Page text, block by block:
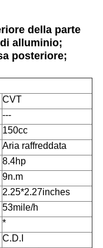
della parte
alluminio;
posteriore;
CVT
---
150cc
Aria raffreddata
8.4hp
9n.m
2.25*2.27inches
53mile/h
*
C.D.I